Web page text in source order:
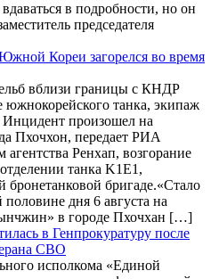
в подробности, но он
председателя
Кореи загорелся во время
вблизи границы с КНДР
южнокорейского танка, экипаж
Инцидент произошел на
Пхочхон, передает РИА
Ренхап, возгорание
танка K1E1,
бронетанковой бригаде.«Стало
половине дня 6 августа на
в городе Пхочхан […]
в Генпрокуратуру после
СВО
исполкома «Единой